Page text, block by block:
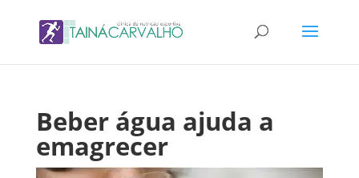
Beber água ajuda a
emagrecer